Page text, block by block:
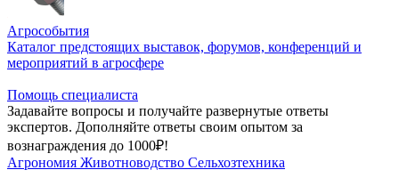
Агрособытия
Каталог предстоящих выставок, форумов, конференций и
мероприятий в агросфере
Помощь специалиста
Задавайте вопросы и получайте развернутые ответы
экспертов. Дополняйте ответы своим опытом за
вознаграждения до 1000₽!
Агрономия Животноводство Сельхозтехника